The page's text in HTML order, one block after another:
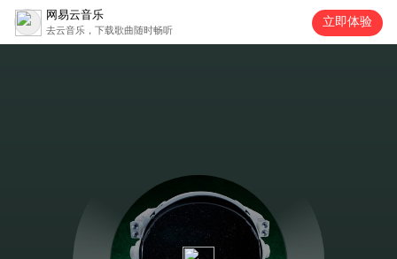
网易云音乐
去云音乐，下载歌曲随时畅听
立即体验